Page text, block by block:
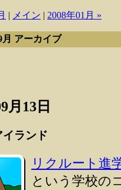
| メイン | 2008年01月 »
月 アーカイブ
月13日
ランド
リクルート進
という学校の